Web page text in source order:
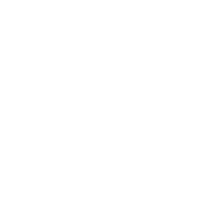
in ogni
aziendali.